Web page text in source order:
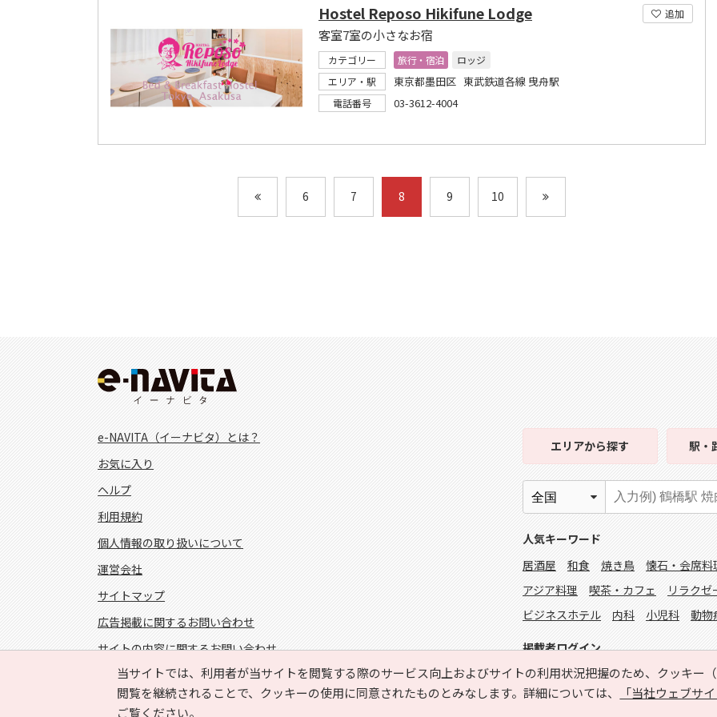
追加
Hostel Reposo Hikifune Lodge
客室7室の小さなお宿
カテゴリー 旅行・宿泊
ロッジ
エリア・駅
東京都墨田区 東武鉄道各線 曳舟駅
電話番号 03-3612-4004
6 7 8 9 10
当サイトでは、利用者が当サイトを閲覧する際のサービス向上およびサイトの利用状況把握のため、クッキー
閲覧を継続されることで、クッキーの使用に同意されたものとみなします。詳細については、
「当社ウェブサ
ご覧ください。
e-NAVITA（イーナビタ）とは？
お気に入り
ヘルプ
利用規約
個人情報の取り扱いについて
運営会社
サイトマップ
広告掲載に関するお問い合わせ
サイトの内容に関するお問い合わせ
エリアから探す 駅・
人気キーワード
居酒屋
和食 焼き鳥 懐石・会席料
アジア料理
喫茶・カフェ リラクゼ
ビジネスホテル
内科 小児科 動物
掲載者ログイン
FOLLOW US!